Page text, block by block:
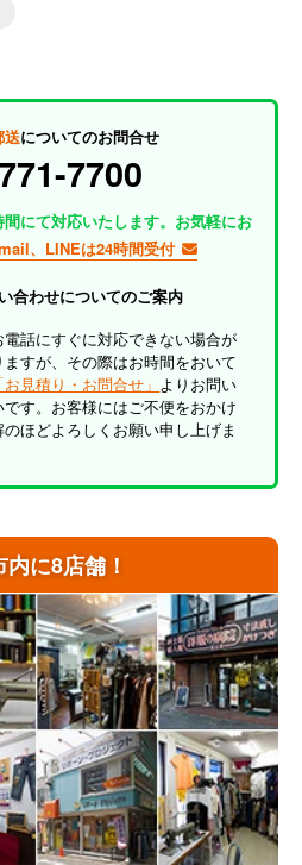
に8店舗！
送についてのお問合せ
7700
にて対応いたします。お気軽にお
、LINEは24時間受付
合わせについてのご案内
話にすぐに対応できない場合が
すが、その際はお時間をおいて
お見積り・お問合せ」 よりお問い
す。お客様にはご不便をおかけ
ほどよろしくお願い申し上げま